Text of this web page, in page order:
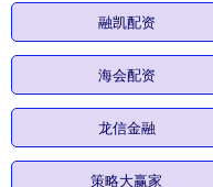
融凯配资
海会配资
龙信金融
策略大赢家